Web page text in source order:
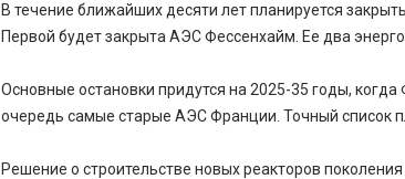
В течение ближайших десяти лет планируется
Первой будет закрыта АЭС Фессенхайм. Ее два
Основные остановки придутся на 2025-35 годы,
очередь самые старые АЭС Франции. Точный список
Решение о строительстве новых реакторов